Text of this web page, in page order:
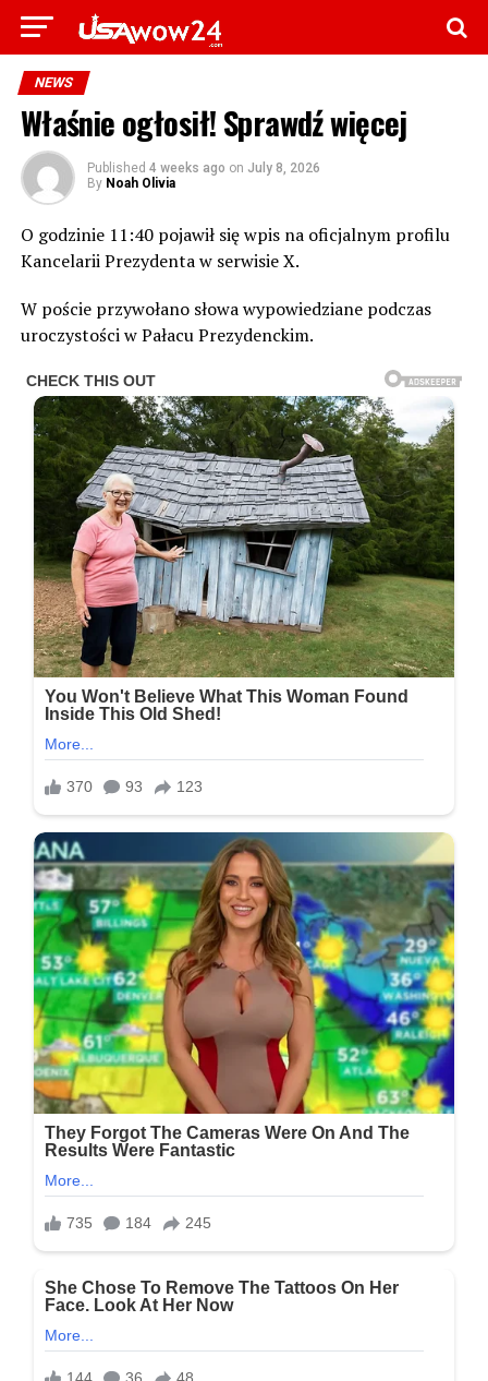
NEWS
Właśnie ogłosił! Sprawdź więcej
Published 4 weeks ago on July 8, 2026
By Noah Olivia
O godzinie 11:40 pojawił się wpis na oficjalnym profilu
Kancelarii Prezydenta w serwisie X.
W poście przywołano słowa wypowiedziane podczas
uroczystości w Pałacu Prezydenckim.